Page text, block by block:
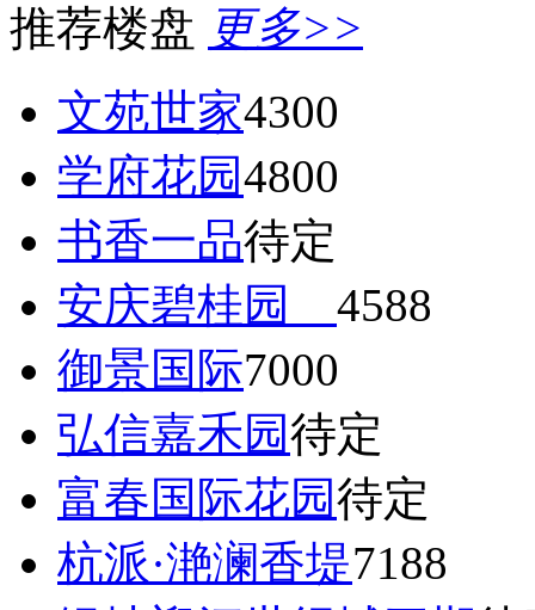
推荐楼盘 更多>>
文苑世家4300
学府花园4800
书香一品待定
安庆碧桂园 4588
御景国际7000
弘信嘉禾园待定
富春国际花园待定
杭派·滟澜香堤7188